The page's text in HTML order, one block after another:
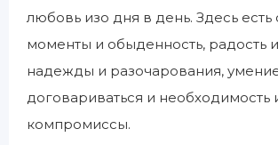
любовь изо дня в день. Здесь есть
моменты и обыденность, радость и
надежды и разочарования,
договариваться и необходимость
компромиссы.